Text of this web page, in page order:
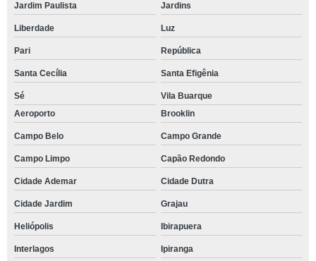
Jardim Paulista Jardins
Liberdade Luz
Pari República
Santa Cecília Santa Efigênia
Sé
Vila Buarque
Aeroporto
Brooklin
Campo Belo Campo Grande
Campo Limpo Capão Redondo
Cidade Ademar Cidade Dutra
Cidade Jardim Grajau
Heliópolis Ibirapuera
Interlagos Ipiranga